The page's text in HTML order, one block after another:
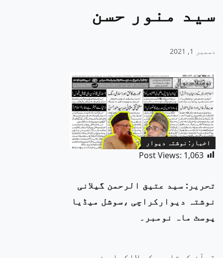
سید منور حسن
دسمبر 1, 2021
اخبار: نوشتہ دیوار
Post Views: 1,063
تحریر: سید عتیق الرحمن گیلانی
نوشتہ دیوارکراچی ،سوشل میڈیا
پوسٹ ماہ نومبر۔